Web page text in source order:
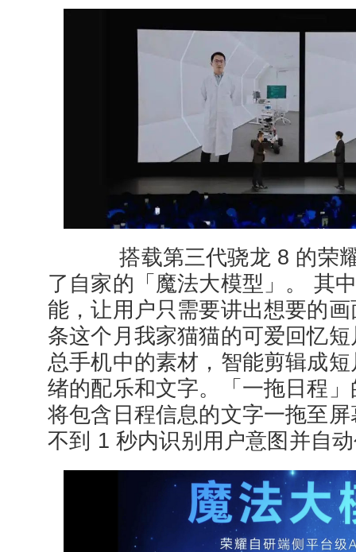
搭载第三代骁龙 8 的荣
了自家的「魔法大模型」。 其
能，让用户只需要讲出想要的
条这个月我家猫猫的可爱回忆
总手机中的素材，智能剪辑成
绪的配乐和文字。「一拖日程
将包含日程信息的文字一拖至
不到 1 秒内识别用户意图并自